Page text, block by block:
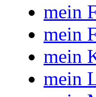
mein
mein
mein
mein